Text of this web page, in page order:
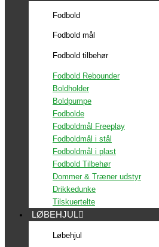
Fodbold
Fodbold mål
Fodbold tilbehør
Fodbold Rebounder
Boldholder
Boldpumpe
Fodbolde
Fodboldmål Freeplay
Fodboldmål i stål
Fodboldmål i plast
Fodbold Tilbehør
Dommer & Træner udstyr
Drikkedunke
Tilskuertelte
LØBEHJUL
Løbehjul